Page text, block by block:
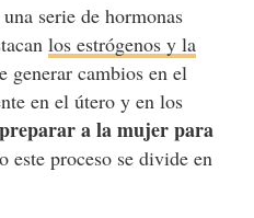
serie de hormonas
los estrógenos y la
generar cambios en el
en el útero y en los
preparar a la mujer para
este proceso se divide en